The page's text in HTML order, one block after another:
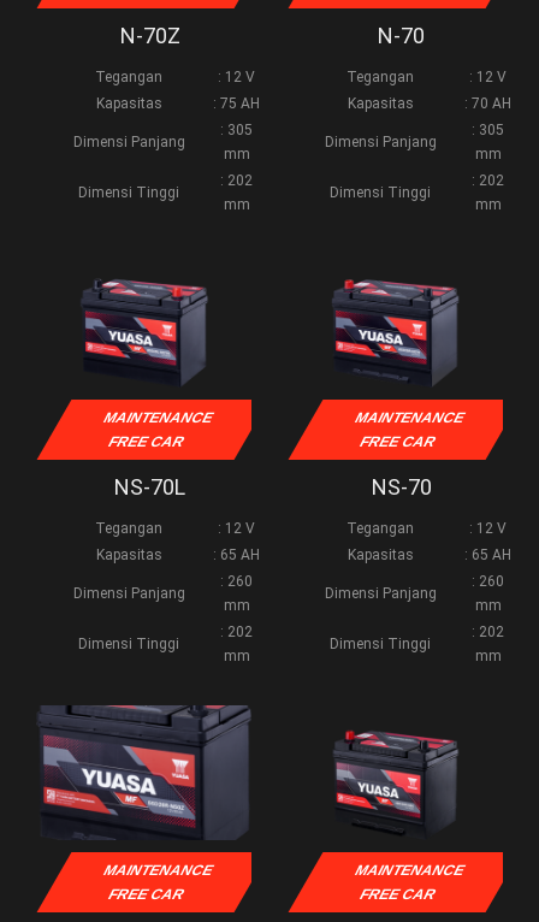
N-70Z
Tegangan
: 12 V
Kapasitas
: 75 AH
Dimensi Panjang
: 305
mm
Dimensi Tinggi
: 202
mm
N-70
Tegangan
: 12 V
Kapasitas
: 70 AH
Dimensi Panjang
: 305
mm
Dimensi Tinggi
: 202
mm
MAINTENANCE
FREE CAR
NS-70L
Tegangan
: 12 V
Kapasitas
: 65 AH
Dimensi Panjang
: 260
mm
Dimensi Tinggi
: 202
mm
MAINTENANCE
FREE CAR
NS-70
Tegangan
: 12 V
Kapasitas
: 65 AH
Dimensi Panjang
: 260
mm
Dimensi Tinggi
: 202
mm
MAINTENANCE
FREE CAR
MAINTENANCE
FREE CAR